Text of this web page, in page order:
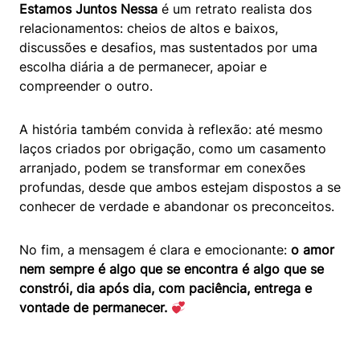
Estamos Juntos Nessa é um retrato realista dos
relacionamentos: cheios de altos e baixos,
discussões e desafios, mas sustentados por uma
escolha diária a de permanecer, apoiar e
compreender o outro.
A história também convida à reflexão: até mesmo
laços criados por obrigação, como um casamento
arranjado, podem se transformar em conexões
profundas, desde que ambos estejam dispostos a se
conhecer de verdade e abandonar os preconceitos.
No fim, a mensagem é clara e emocionante: o amor
nem sempre é algo que se encontra é algo que se
constrói, dia após dia, com paciência, entrega e
vontade de permanecer.